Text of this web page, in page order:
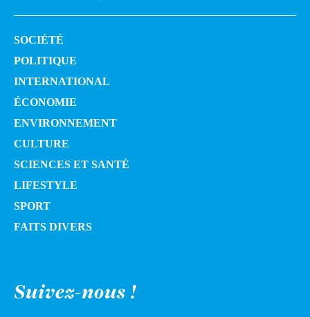
SOCIÉTÉ
POLITIQUE
INTERNATIONAL
ÉCONOMIE
ENVIRONNEMENT
CULTURE
SCIENCES ET SANTÉ
LIFESTYLE
SPORT
FAITS DIVERS
Suivez-nous !